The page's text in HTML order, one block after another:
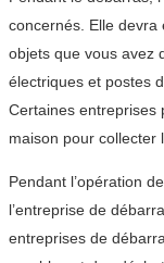
concernés. Elle devra
objets que vous avez
électriques et postes
Certaines entreprises
maison pour collecter
Pendant l’opération
l’entreprise de
entreprises de